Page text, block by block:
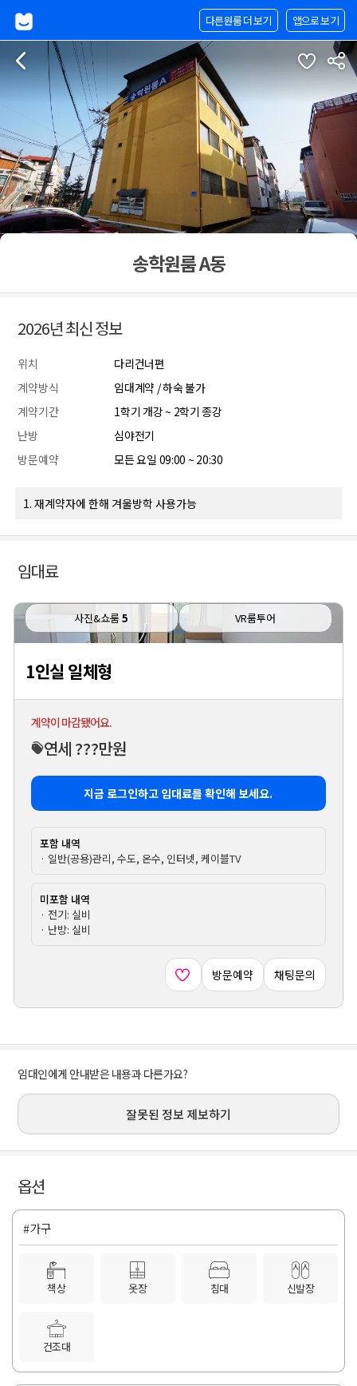
앱으로 보기
다른원룸 더 보기
송학원룸 A동
2026년 최신 정보
위치
다리건너편
계약방식
임대계약 / 하숙 불가
계약기간
1학기 개강 ~ 2학기 종강
난방
심야전기
방문예약
모든 요일 09:00 ~ 20:30
1. 재계약자에 한해 겨울방학 사용가능
임대료
사진&쇼룸5 VR룸투어
1인실 일체형
계약이 마감됐어요.
연세 ???만원
지금 로그인하고 임대료를 확인해 보세요.
포함 내역
· 일반(공용)관리, 수도, 온수, 인터넷, 케이블TV
미포함 내역
· 전기: 실비
· 난방: 실비
방문예약 채팅문의
임대인에게 안내받은 내용과 다른가요?
잘못된 정보 제보하기
옵션
#가구
책상 옷장 침대 신발장
건조대